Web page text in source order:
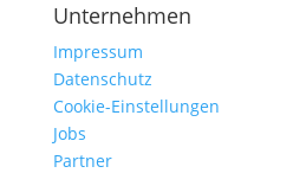
Unternehmen
Impressum
Datenschutz
Cookie-Einstellungen
Jobs
Partner